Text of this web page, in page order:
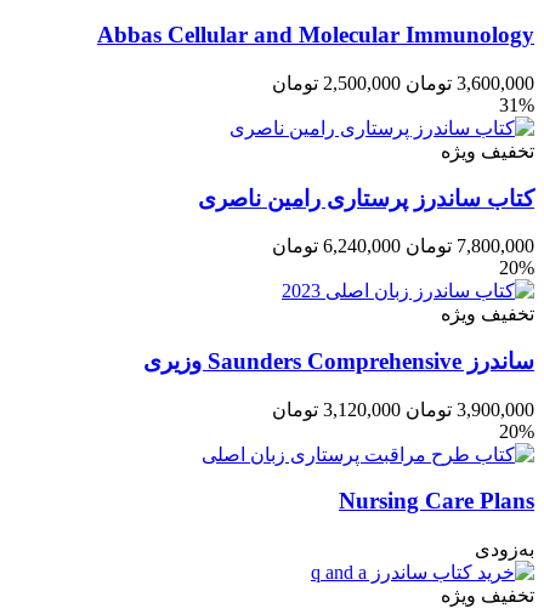
Abbas Cellular and Molecular Immunology
3,600,000 تومان 2,500,000 تومان
31%
تخفیف ویژه
کتاب ساندرز پرستاری رامین ناصری
7,800,000 تومان 6,240,000 تومان
20%
تخفیف ویژه
ساندرز Saunders Comprehensive وزیری
3,900,000 تومان 3,120,000 تومان
20%
Nursing Care Plans
به‌زودی
تخفیف ویژه